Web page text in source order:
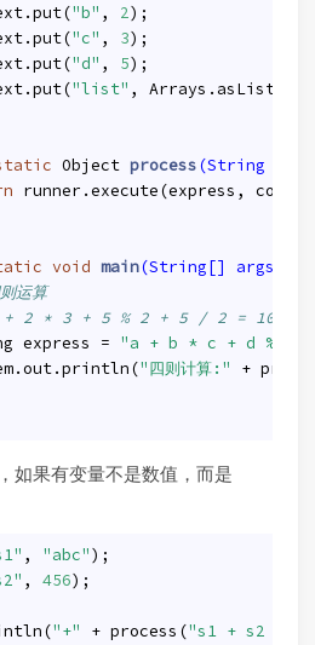
"b" , 2);
"c" , 3);
"d" , 5);
"list" , Arrays.asList(
Object process(String
runner.execute(express,
void main(String[] args)
运算
2 * 3 + 5 % 2 + 5 / 2 = 10
express =
"a + b * c + d % 2
"四则计算:" +
如果有变量不是数值，而是
, "abc");
, 456);
"+" + process("s1 + s2 * 2"